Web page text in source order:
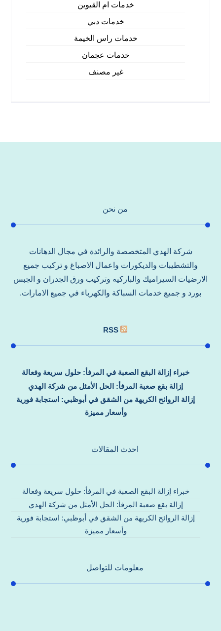
خدمات ام القيوين
خدمات دبي
خدمات راس الخيمة
خدمات عجمان
غير مصنف
من نحن
شركة الهدي المتخصصة والرائدة في مجال الدهانات
والتشطيبات والديكورات واعمال الاصباغ و تركيب جميع
الارضيات السيراميك والباركيه وتركيب ورق الجدران و الجبس
بورد و جميع خدمات السباكة والكهرباء في جميع الامارات.
RSS
خبراء إزالة البقع الصعبة في المرفأ: حلول سريعة وفعالة
إزالة بقع صعبة المرفأ: الحل الأمثل من شركة الهدي
إزالة الروائح الكريهة من الشقق في أبوظبي: استجابة فورية
وأسعار مميزة
احدث المقالات
خبراء إزالة البقع الصعبة في المرفأ: حلول سريعة وفعالة
إزالة بقع صعبة المرفأ: الحل الأمثل من شركة الهدي
إزالة الروائح الكريهة من الشقق في أبوظبي: استجابة فورية
وأسعار مميزة
معلومات للتواصل